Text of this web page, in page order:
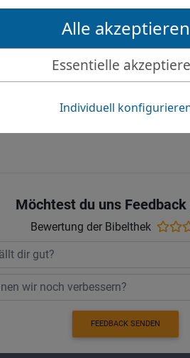
27 Viel
28 Wie
der
© 2000
Möchtest du uns Feedback
Bewertung der Bibelthek
FEEDBACK SENDEN